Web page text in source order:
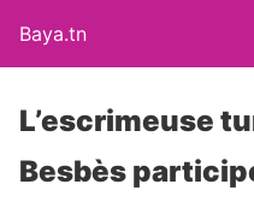
Baya.tn
L’escrimeuse
Besbès